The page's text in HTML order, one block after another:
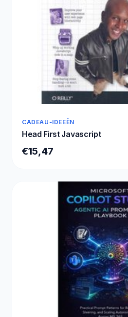
CADEAU-IDEEËN
Head First Javascript
€15,47